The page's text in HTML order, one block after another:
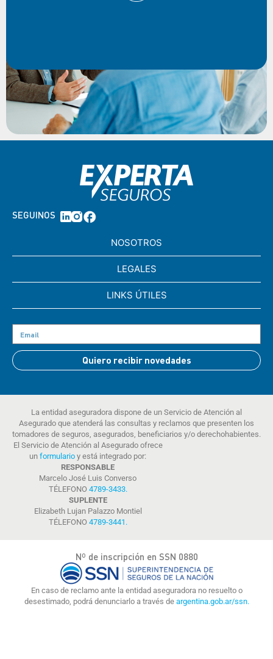
SEGUINOS
NOSOTROS
LEGALES
LINKS ÚTILES
Quiero recibir novedades
La entidad aseguradora dispone de un Servicio de Atención al
Asegurado que atenderá las consultas y reclamos que presenten los
tomadores de seguros, asegurados, beneficiarios y/o derechohabientes.
El Servicio de Atención al Asegurado ofrece
un formulario y está integrado por:
RESPONSABLE
Marcelo José Luis Converso
TÉLEFONO 4789-3433.
SUPLENTE
Elizabeth Lujan Palazzo Montiel
TÉLEFONO 4789-3441 .
Nº de inscripción en SSN 0880
En caso de reclamo ante la entidad aseguradora no resuelto o
desestimado, podrá denunciarlo a través de argentina.gob.ar/ssn.